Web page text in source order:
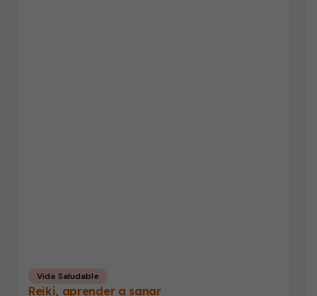
Vida Saludable
Reiki, aprender a sanar